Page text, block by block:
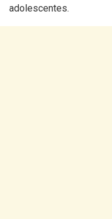
adolescentes.